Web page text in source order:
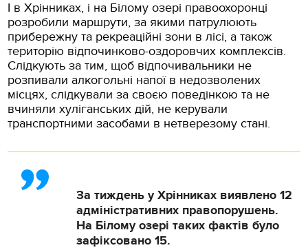
І в Хрінниках, і на Білому озері правоохоронці
розробили маршрути, за якими патрулюють
прибережну та рекреаційні зони в лісі, а також
територію відпочинково-оздоровчих комплексів.
Слідкують за тим, щоб відпочивальники не
розпивали алкогольні напої в недозволених
місцях, слідкували за своєю поведінкою та не
вчиняли хуліганських дій, не керували
транспортними засобами в нетверезому стані.
За тиждень у Хрінниках виявлено 12
адміністративних правопорушень.
На Білому озері таких фактів було
зафіксовано 15.